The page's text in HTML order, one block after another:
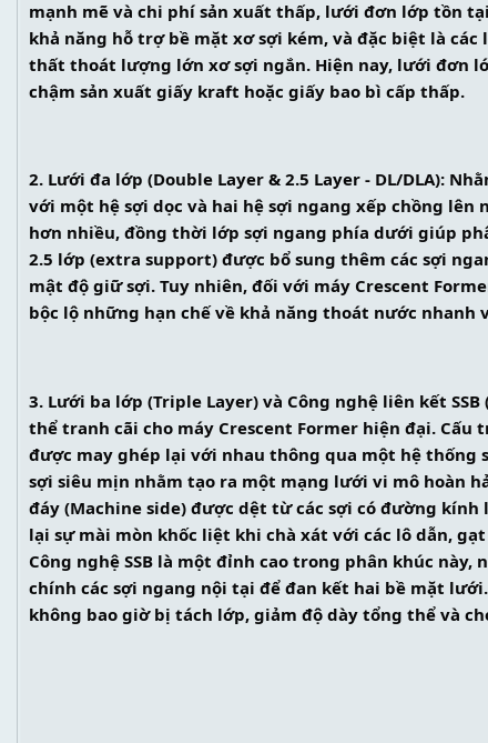
mạnh mẽ và chi phí sản xuất thấp, lưới đơn lớp tồn
khả năng hỗ trợ bề mặt xơ sợi kém, và đặc biệt là
thất thoát lượng lớn xơ sợi ngắn. Hiện nay, lưới đơn
chậm sản xuất giấy kraft hoặc giấy bao bì cấp thấp.
2. Lưới đa lớp (Double Layer & 2.5 Layer - DL/DLA):
với một hệ sợi dọc và hai hệ sợi ngang xếp chồng
hơn nhiều, đồng thời lớp sợi ngang phía dưới giúp
2.5 lớp (extra support) được bổ sung thêm các sợi
mật độ giữ sợi. Tuy nhiên, đối với máy Crescent
bộc lộ những hạn chế về khả năng thoát nước nhanh
3. Lưới ba lớp (Triple Layer) và Công nghệ liên kết
thể tranh cãi cho máy Crescent Former hiện đại.
được may ghép lại với nhau thông qua một hệ thống
sợi siêu mịn nhằm tạo ra một mạng lưới vi mô hoàn
đáy (Machine side) được dệt từ các sợi có đường
lại sự mài mòn khốc liệt khi chà xát với các lô dẫn,
Công nghệ SSB là một đỉnh cao trong phân khúc
chính các sợi ngang nội tại để đan kết hai bề mặt
không bao giờ bị tách lớp, giảm độ dày tổng thể và